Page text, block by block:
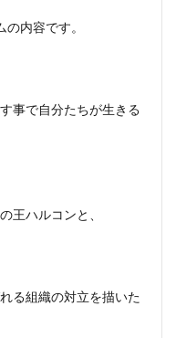
内容です。
事で自分たちが生きる
王ハルコンと、
る組織の対立を描いた